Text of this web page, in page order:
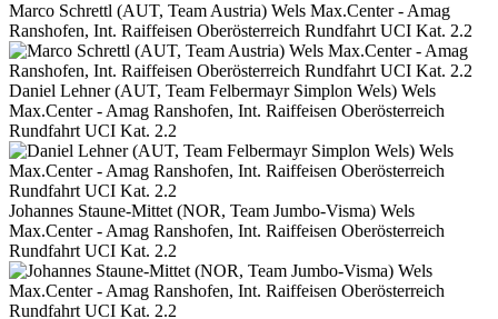
Marco Schrettl (AUT, Team Austria) Wels Max.Center - Amag
Ranshofen, Int. Raiffeisen Oberösterreich Rundfahrt UCI Kat. 2.2
Daniel Lehner (AUT, Team Felbermayr Simplon Wels) Wels
Max.Center - Amag Ranshofen, Int. Raiffeisen Oberösterreich
Rundfahrt UCI Kat. 2.2
Johannes Staune-Mittet (NOR, Team Jumbo-Visma) Wels
Max.Center - Amag Ranshofen, Int. Raiffeisen Oberösterreich
Rundfahrt UCI Kat. 2.2